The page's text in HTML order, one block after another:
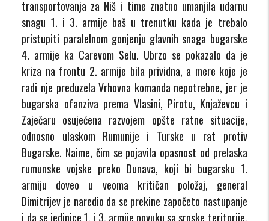
transportovanja za Niš i time znatno umanjila udarnu
snagu 1. i 3. armije baš u trenutku kada je trebalo
pristupiti paralelnom gonjenju glavnih snaga bugarske
4. armije ka Carevom Selu. Ubrzo se pokazalo da je
kriza na frontu 2. armije bila prividna, a mere koje je
radi nje preduzela Vrhovna komanda nepotrebne, jer je
bugarska ofanziva prema Vlasini, Pirotu, Knjaževcu i
Zaječaru osujećena razvojem opšte ratne situacije,
odnosno ulaskom Rumunije i Turske u rat protiv
Bugarske. Naime, čim se pojavila opasnost od prelaska
rumunske vojske preko Dunava, koji bi bugarsku 1.
armiju doveo u veoma kritičan položaj, general
Dimitrijev je naredio da se prekine započeto nastupanje
i da se jedinice 1. i 3. armije povuku sa srpske teritorije.